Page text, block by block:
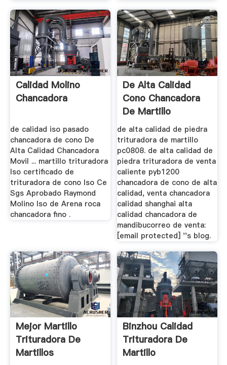
Calidad Molino
Chancadora
de calidad iso pasado
chancadora de cono De
Alta Calidad Chancadora
Movil ... martillo trituradora
Iso certificado de
trituradora de cono Iso Ce
Sgs Aprobado Raymond
Molino Iso de Arena roca
chancadora fino .
De Alta Calidad
Cono Chancadora
De Martillo
de alta calidad de piedra
trituradora de martillo
pc0808. de alta calidad de
piedra trituradora de venta
caliente pyb1200
chancadora de cono de alta
calidad, venta chancadora
calidad shanghai alta
calidad chancadora de
mandibucorreo de venta:
[email protected] ''s blog.
Mejor Martillo
Trituradora De
Martillos
Binzhou Calidad
Trituradora De
Martillo